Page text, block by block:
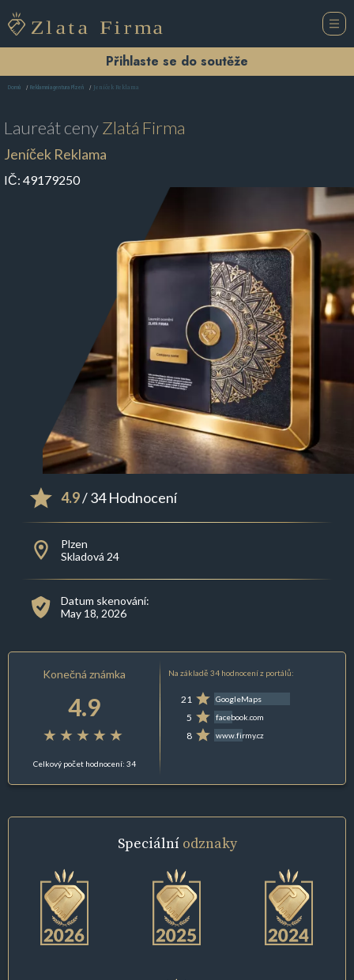
Přihlaste se do soutěže
Domů Reklamní agentura Plzeň Jeníček Reklama
Laureát cenyZlatá Firma
Jeníček Reklama
IČ: 49179250
4.9/ 34 Hodnocení
Plzen
Skladová 24
Datum skenování:
May 18, 2026
Konečná známka
4.9
Celkový počet hodnocení: 34
Na základě 34 hodnocení z portálů:
21 GoogleMaps
5 facebook.com
8 www.firmy.cz
Speciální odznaky